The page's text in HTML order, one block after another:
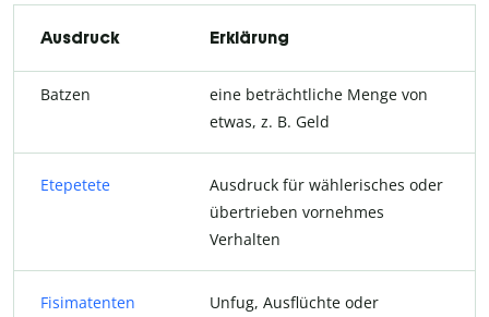
Ausdruck Erklärung
Batzen
eine beträchtliche Menge von
etwas, z. B. Geld
Etepetete
Ausdruck für wählerisches oder
übertrieben vornehmes
Verhalten
Fisimatenten
Unfug, Ausflüchte oder